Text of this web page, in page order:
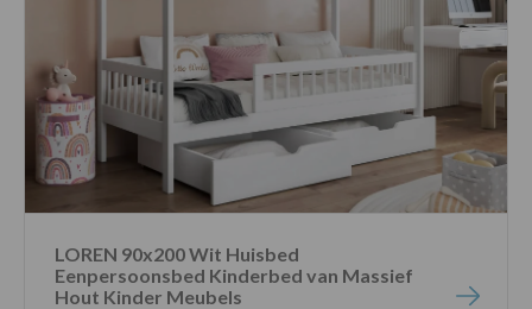
LOREN 90x200 Wit Huisbed
Eenpersoonsbed Kinderbed van Massief
Hout Kinder Meubels